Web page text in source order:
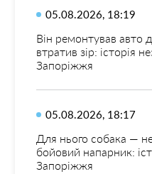
05.08.2026, 18:19
Він ремонтував авто
втратив зір: історія
Запоріжжя
05.08.2026, 18:17
Для нього собака —
бойовий напарник:
Запоріжжя